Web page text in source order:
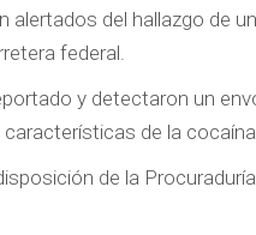
alertados del hallazgo de
federal.
y detectaron un
de la
de la Procuraduría